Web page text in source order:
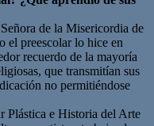
de la Misericordia de
el preescolar lo hice en
recuerdo de la mayoría
que transmitían sus
no permitiéndose
Plástica e Historia del Arte